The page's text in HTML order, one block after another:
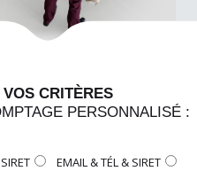
CRITÈRES
PERSONNALISÉ :
EMAIL & TÉL & SIRET